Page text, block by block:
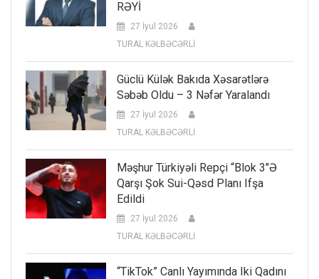
RƏYİ
27 İyul 2026
TURAL KƏLBƏCƏRLİ
Güclü Külək Bakıda Xəsarətlərə
Səbəb Oldu – 3 Nəfər Yaralandı
27 İyul 2026
TURAL KƏLBƏCƏRLİ
Məşhur Türkiyəli Repçi “Blok 3″ə
Qarşı Şok Sui-Qəsd Planı Ifşa
Edildi
27 İyul 2026
TURAL KƏLBƏCƏRLİ
“TikTok” Canlı Yayımında Iki Qadını